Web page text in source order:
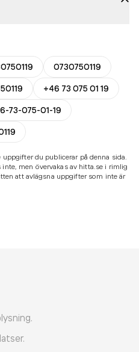
0730750119
+46 73 075 01 19
73-075-01-19
du publicerar på denna sida.
men övervakas av hitta.se i rimlig
att avlägsna uppgifter som inte är